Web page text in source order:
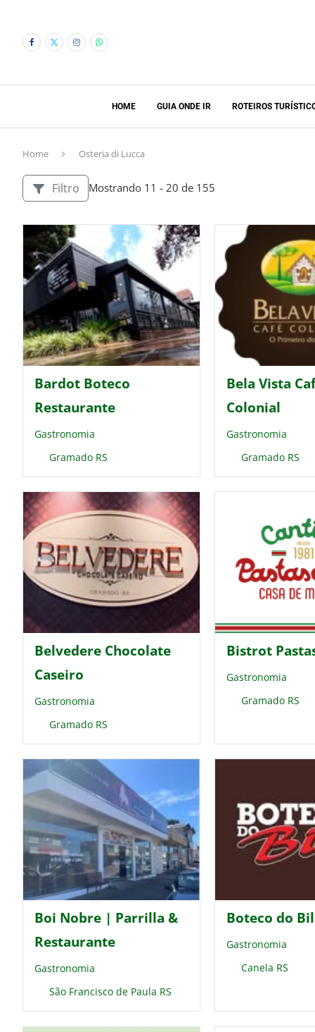
HOME GUIA ONDE IR ROTEIROS
Home Osteria di Lucca
Filtro Mostrando 11 - 20 de 155
Bardot Boteco
Restaurante
Gastronomia
Gramado RS
Bela Vista
Colonial
Gastronomia
Gramado RS
Belvedere Chocolate
Caseiro
Gastronomia
Gramado RS
Bistrot
Gastronomia
Gramado RS
Boi Nobre | Parrilla &
Restaurante
Gastronomia
São Francisco de Paula RS
Boteco do
Gastronomia
Canela RS